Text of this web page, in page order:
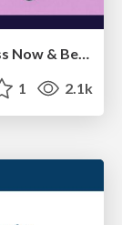
Ecommerce SEO: The Keys for Success Now & Beyond - #SERPConf2024
1 2.1k